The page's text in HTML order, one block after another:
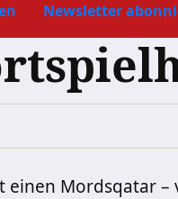
Newsletter
Mordsqatar –